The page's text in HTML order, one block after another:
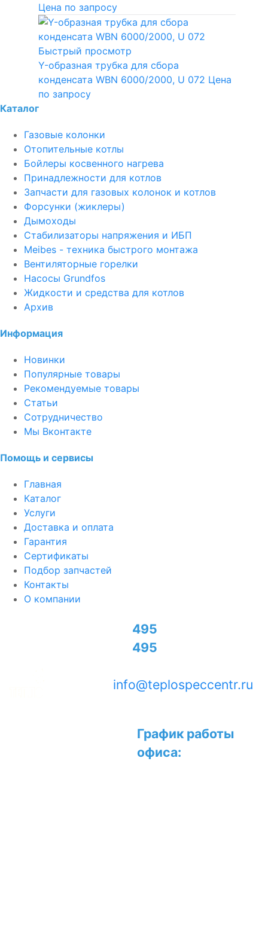
Цена по запросу
Быстрый просмотр
Y-образная трубка для сбора
конденсата WBN 6000/2000, U 072 Цена
по запросу
Каталог
Газовые колонки
Отопительные котлы
Бойлеры косвенного нагрева
Принадлежности для котлов
Запчасти для газовых колонок и котлов
Форсунки (жиклеры)
Дымоходы
Стабилизаторы напряжения и ИБП
Meibes - техника быстрого монтажа
Вентиляторные горелки
Насосы Grundfos
Жидкости и средства для котлов
Архив
Информация
Новинки
Популярные товары
Рекомендуемые товары
Статьи
Сотрудничество
Мы Вконтакте
Помощь и сервисы
Главная
Каталог
Услуги
Доставка и оплата
Гарантия
Сертификаты
Подбор запчастей
Контакты
О компании
495
495
info@teplospeccentr.ru
График работы
офиса: